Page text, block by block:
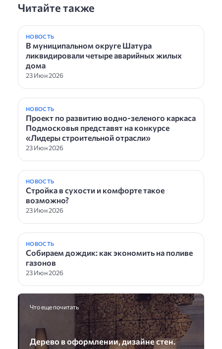
Читайте также
НОВОСТЬ
В муниципальном округе Шатура
ликвидировали четыре аварийных жилых
дома
23 Июн 2026
НОВОСТЬ
Проект по развитию водно-зеленого каркаса
Подмосковья представят на конкурсе
«Лидеры строительной отрасли»
23 Июн 2026
НОВОСТЬ
Стройка в сухости и комфорте такое
возможно?
23 Июн 2026
НОВОСТЬ
Собираем дождик: как экономить на поливе
газонов
23 Июн 2026
Что еще почитать
Дерево в оформлении, дизайне стен.